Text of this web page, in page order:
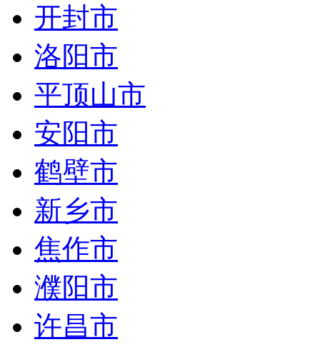
开封市
洛阳市
平顶山市
安阳市
鹤壁市
新乡市
焦作市
濮阳市
许昌市